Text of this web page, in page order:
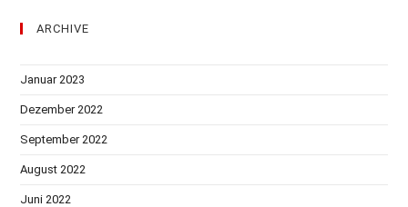
ARCHIVE
Januar 2023
Dezember 2022
September 2022
August 2022
Juni 2022